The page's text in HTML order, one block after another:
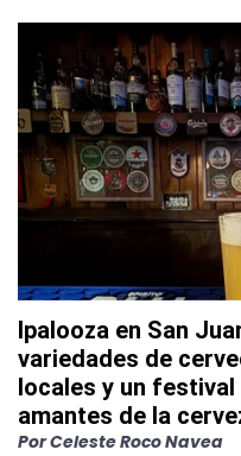
Ipalooza en San
variedades de
locales y un
amantes de la
PorCeleste Roco Navea